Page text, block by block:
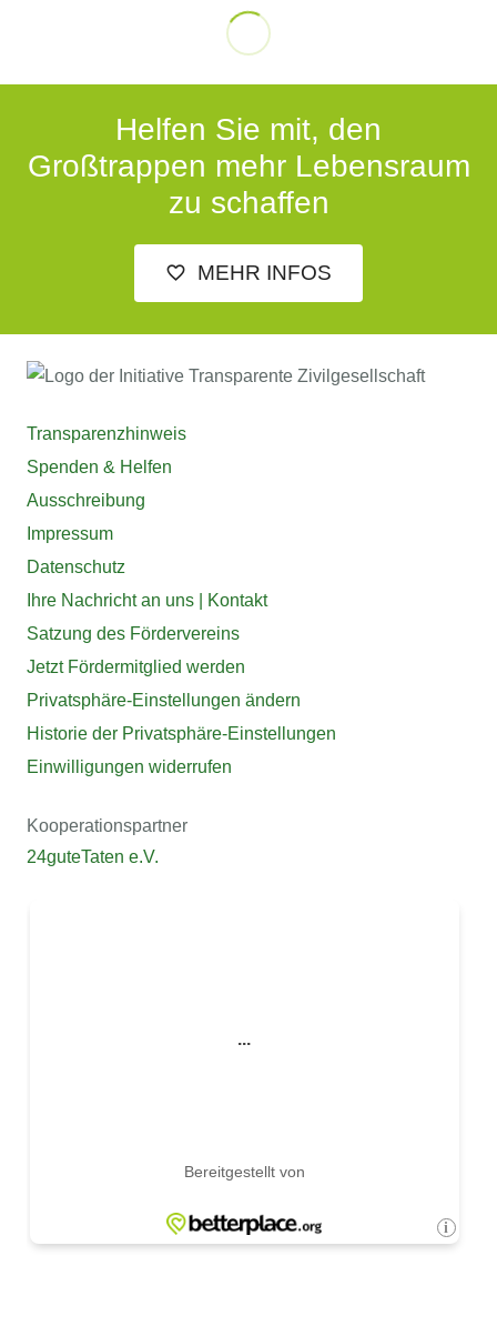
Helfen Sie mit, den
Großtrappen mehr Lebensraum
zu schaffen
favorite_outline MEHR INFOS
Transparenzhinweis
Spenden & Helfen
Ausschreibung
Impressum
Datenschutz
Ihre Nachricht an uns | Kontakt
Satzung des Fördervereins
Jetzt Fördermitglied werden
Privatsphäre-Einstellungen ändern
Historie der Privatsphäre-Einstellungen
Einwilligungen widerrufen
Kooperationspartner
24guteTaten e.V.